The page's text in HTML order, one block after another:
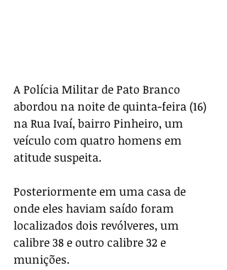
A Polícia Militar de Pato Branco
abordou na noite de quinta-feira (16)
na Rua Ivaí, bairro Pinheiro, um
veículo com quatro homens em
atitude suspeita.
Posteriormente em uma casa de
onde eles haviam saído foram
localizados dois revólveres, um
calibre 38 e outro calibre 32 e
munições.